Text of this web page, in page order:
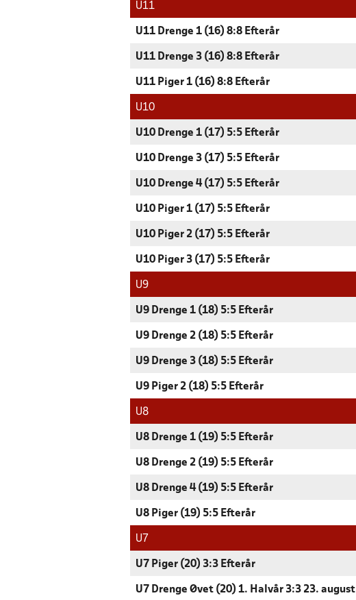
U11
U11 Drenge 1 (16) 8:8 Efterår
U11 Drenge 3 (16) 8:8 Efterår
U11 Piger 1 (16) 8:8 Efterår
U10
U10 Drenge 1 (17) 5:5 Efterår
U10 Drenge 3 (17) 5:5 Efterår
U10 Drenge 4 (17) 5:5 Efterår
U10 Piger 1 (17) 5:5 Efterår
U10 Piger 2 (17) 5:5 Efterår
U10 Piger 3 (17) 5:5 Efterår
U9
U9 Drenge 1 (18) 5:5 Efterår
U9 Drenge 2 (18) 5:5 Efterår
U9 Drenge 3 (18) 5:5 Efterår
U9 Piger 2 (18) 5:5 Efterår
U8
U8 Drenge 1 (19) 5:5 Efterår
U8 Drenge 2 (19) 5:5 Efterår
U8 Drenge 4 (19) 5:5 Efterår
U8 Piger (19) 5:5 Efterår
U7
U7 Piger (20) 3:3 Efterår
U7 Drenge Øvet (20) 1. Halvår 3:3 23. august